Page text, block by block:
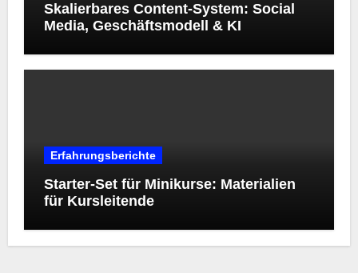
Skalierbares Content-System: Social
Media, Geschäftsmodell & KI
Erfahrungsberichte
Starter‑Set für Minikurse: Materialien
für Kursleitende